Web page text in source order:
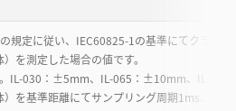
規定に従い、IEC60825-1の基準にてクラス
を測定した場合の値です。
。IL-030：±5mm、IL-065：±10mm、IL-
）を基準距離にてサンプリング周期1ms、